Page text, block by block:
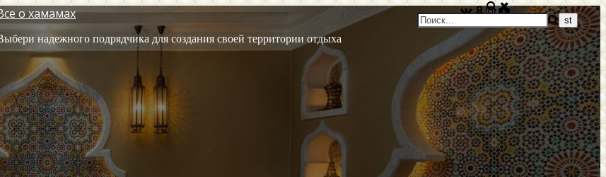
о хамамах
надежного подрядчика для создания своей территории отдыха